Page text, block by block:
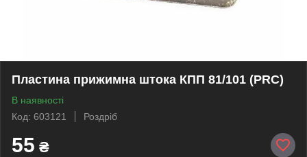
Пластина прижимна штока КПП 81/101 (PRC)
В наявності
Код: 603121
Роздріб
55 ₴